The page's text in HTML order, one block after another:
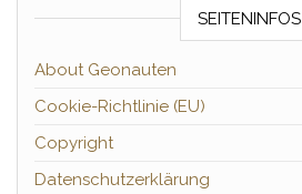
SEITENINFOS
About Geonauten
Cookie-Richtlinie (EU)
Copyright
Datenschutzerklärung